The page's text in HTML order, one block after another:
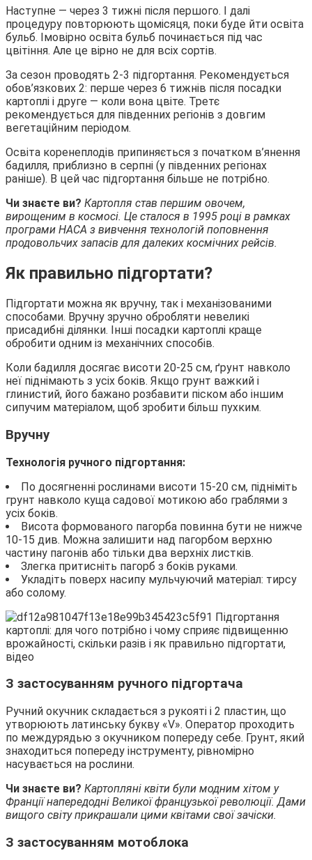
Наступне — через 3 тижні після першого. І далі
процедуру повторюють щомісяця, поки буде йти освіта
бульб. Імовірно освіта бульб починається під час
цвітіння. Але це вірно не для всіх сортів.
За сезон проводять 2-3 підгортання. Рекомендується
обов’язкових 2: перше через 6 тижнів після посадки
картоплі і друге — коли вона цвіте. Третє
рекомендується для південних регіонів з довгим
вегетаційним періодом.
Освіта коренеплодів припиняється з початком в’янення
бадилля, приблизно в серпні (у південних регіонах
раніше). В цей час підгортання більше не потрібно.
Чи знаєте ви? Картопля став першим овочем,
вирощеним в космосі. Це сталося в 1995 році в рамках
програми НАСА з вивчення технологій поповнення
продовольчих запасів для далеких космічних рейсів.
Як правильно підгортати?
Підгортати можна як вручну, так і механізованими
способами. Вручну зручно обробляти невеликі
присадибні ділянки. Інші посадки картоплі краще
обробити одним із механічних способів.
Коли бадилля досягає висоти 20-25 см, ґрунт навколо
неї піднімають з усіх боків. Якщо грунт важкий і
глинистий, його бажано розбавити піском або іншим
сипучим матеріалом, щоб зробити більш пухким.
Вручну
Технологія ручного підгортання:
По досягненні рослинами висоти 15-20 см, підніміть
грунт навколо куща садової мотикою або граблями з
усіх боків.
Висота формованого пагорба повинна бути не нижче
10-15 див. Можна залишити над пагорбом верхню
частину пагонів або тільки два верхніх листків.
Злегка притисніть пагорб з боків руками.
Укладіть поверх насипу мульчуючий матеріал: тирсу
або солому.
З застосуванням ручного підгортача
Ручний окучник складається з рукояті і 2 пластин, що
утворюють латинську букву «V». Оператор проходить
по междурядью з окучником попереду себе. Грунт, який
знаходиться попереду інструменту, рівномірно
насувається на рослини.
Чи знаєте ви? Картопляні квіти були модним хітом у
Франції напередодні Великої французької революції. Дами
вищого світу прикрашали цими квітами свої зачіски.
З застосуванням мотоблока